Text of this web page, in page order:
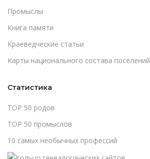
Промыслы
Книга памяти
Краеведческие статьи
Карты национального состава поселений
Статистика
TOP 50 родов
TOP 50 промыслов
10 самых необычных профессий